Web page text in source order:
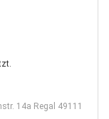
14a Regal 49111